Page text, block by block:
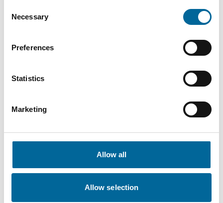
Selection
Necessary
Preferences
Statistics
Marketing
Allow all
Allow selection